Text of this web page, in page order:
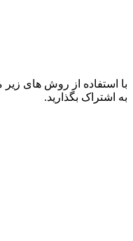
با استفاده از روش های زیر
به اشتراک بگذارید.